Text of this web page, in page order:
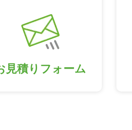
見積りフォーム